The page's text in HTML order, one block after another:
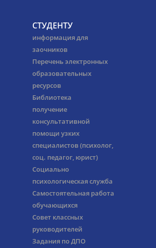
СТУДЕНТУ
информация для
заочников
Перечень электронных
образовательных
ресурсов
Библиотека
получение
консультативной
помощи узких
специалистов (психолог,
соц. педагог, юрист)
Социально
психологическая служба
Самостоятельная работа
обучающихся
Совет классных
руководителей
Задания по ДПО